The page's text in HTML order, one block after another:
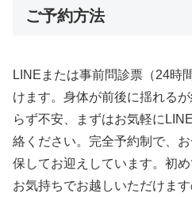
ご予約方法
LINEまたは事前問診票（24時
けます。身体が前後に揺れる
らず不安、まずはお気軽に
絡ください。完全予約制で、
保してお迎えしています。初
お気持ちでお越しいただけま